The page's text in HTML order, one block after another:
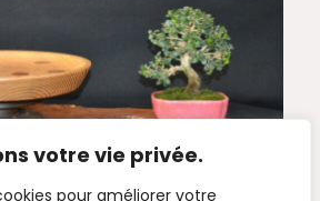
votre vie privée.
pour améliorer votre